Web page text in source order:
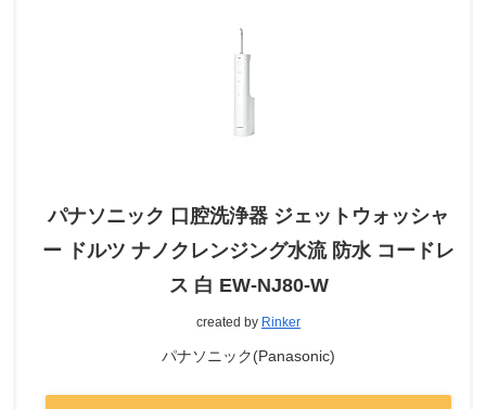
パナソニック 口腔洗浄器 ジェットウォッシャ
ー ドルツ ナノクレンジング水流 防水 コードレ
ス 白 EW-NJ80-W
created by Rinker
パナソニック(Panasonic)